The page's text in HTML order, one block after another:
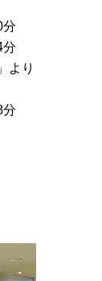
分
分
より
分